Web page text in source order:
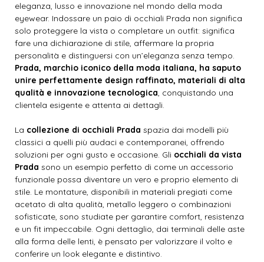
eleganza, lusso e innovazione nel mondo della moda
eyewear. Indossare un paio di occhiali Prada non significa
solo proteggere la vista o completare un outfit: significa
fare una dichiarazione di stile, affermare la propria
personalità e distinguersi con un’eleganza senza tempo.
Prada, marchio iconico della moda italiana, ha saputo
unire perfettamente design raffinato, materiali di alta
qualità e innovazione tecnologica, conquistando una
clientela esigente e attenta ai dettagli.
La collezione di occhiali Prada spazia dai modelli più
classici a quelli più audaci e contemporanei, offrendo
soluzioni per ogni gusto e occasione. Gli occhiali da vista
Prada sono un esempio perfetto di come un accessorio
funzionale possa diventare un vero e proprio elemento di
stile. Le montature, disponibili in materiali pregiati come
acetato di alta qualità, metallo leggero o combinazioni
sofisticate, sono studiate per garantire comfort, resistenza
e un fit impeccabile. Ogni dettaglio, dai terminali delle aste
alla forma delle lenti, è pensato per valorizzare il volto e
conferire un look elegante e distintivo.